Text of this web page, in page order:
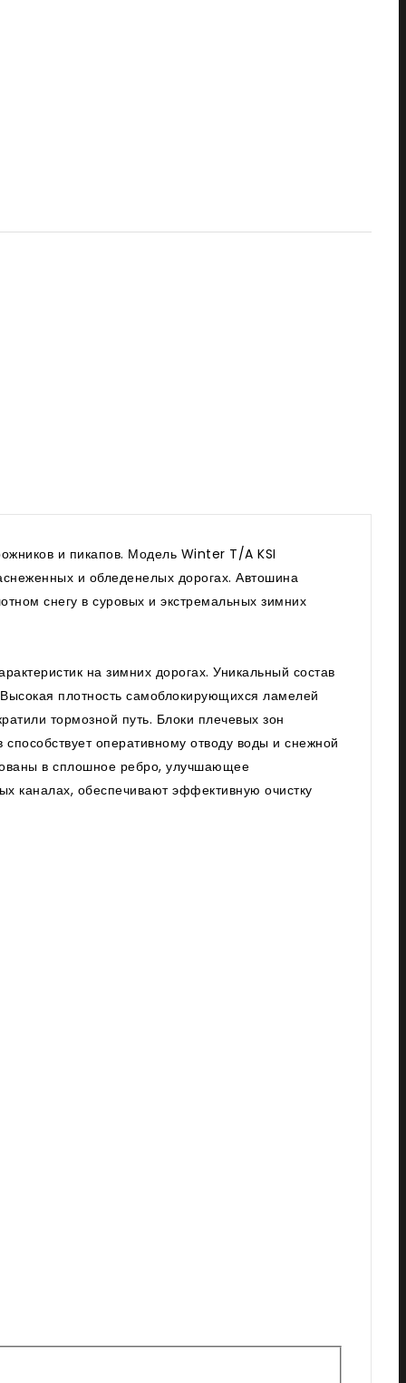
и пикапов. Модель Winter T/A KSI
и обледенелых дорогах. Автошина
снегу в суровых и экстремальных зимних
на зимних дорогах. Уникальный состав
плотность самоблокирующихся ламелей
тормозной путь. Блоки плечевых зон
оперативному отводу воды и снежной
в сплошное ребро, улучшающее
каналах, обеспечивают эффективную очистку